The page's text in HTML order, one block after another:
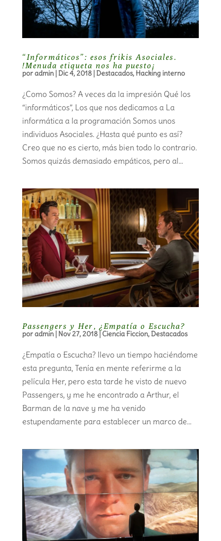
“Informáticos”: esos frikis Asociales.
!Menuda etiqueta nos ha puesto¡
poradmin| Dic 4, 2018| Destacados,Hacking interno
¿Como Somos? A veces da la impresión Qué los
“informáticos”, Los que nos dedicamos a La
informática a la programación Somos unos
individuos Asociales. ¿Hasta qué punto es así?
Creo que no es cierto, más bien todo lo contrario.
Somos quizás demasiado empáticos, pero al...
Passengers y Her, ¿Empatía o Escucha?
poradmin| Nov 27, 2018|Ciencia Ficcion, Destacados
¿Empatía o Escucha? llevo un tiempo haciéndome
esta pregunta, Tenía en mente referirme a la
película Her, pero esta tarde he visto de nuevo
Passengers, y me he encontrado a Arthur, el
Barman de la nave y me ha venido
estupendamente para establecer un marco de...